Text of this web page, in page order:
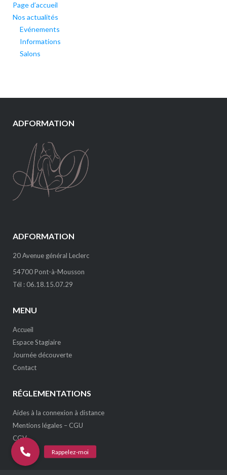
Page d’accueil
Nos actualités
Evénements
Informations
Salons
ADFORMATION
ADFORMATION
20 Avenue général Leclerc
54700 Pont-à-Mousson
Tél : 06.18.15.07.29
MENU
Accueil
Espace Stagiaire
Journée découverte
Contact
RÉGLEMENTATIONS
Aides à la connexion à distance
Mentions légales – CGU
CGV